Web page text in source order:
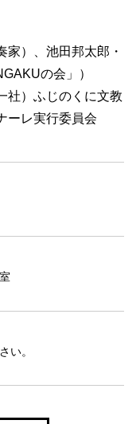
家）、池田邦太郎・
の会」）
社）ふじのくに文教
ーレ実行委員会
い。